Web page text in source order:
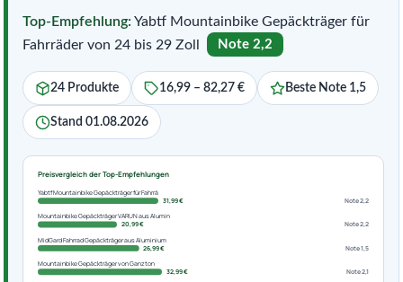
Top-Empfehlung: Yabtf Mountainbike Gepäckträger für
Fahrräder von 24 bis 29 Zoll
Note 2,2
24 Produkte 16,99 – 82,27 € Beste Note 1,5
Stand 01.08.2026
Preisvergleich der Top-Empfehlungen
Yabtf Mountainbike Gepäckträger für Fahrrä
31,99 €
Note 2,2
Mountainbike Gepäckträger VARUN aus Alumin
20,99 €
Note 2,2
MidGard Fahrrad Gepäckträger aus Aluminium
26,99 €
Note 1,5
Mountainbike Gepäckträger von Ganzton
32,99 €
Note 2,1